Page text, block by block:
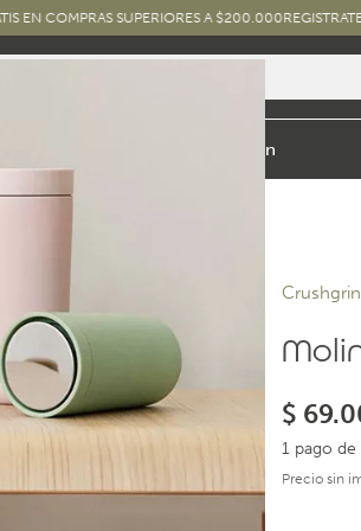
SUPERIORES A $200.000REGISTRATE Y RECIBÍ
Inspiración
$
1 pago
Precio sin